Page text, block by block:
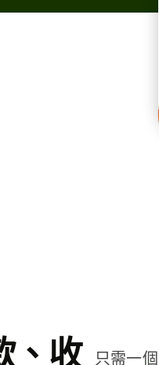
、收
只需一